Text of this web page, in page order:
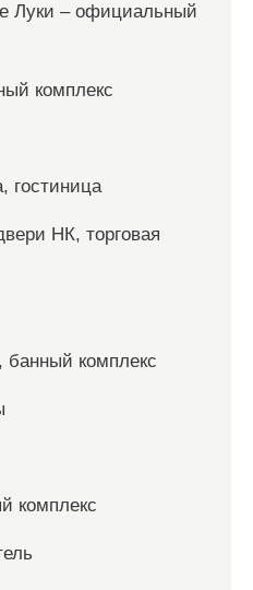
Луки – официальный
комплекс
гостиница
НК, торговая
банный комплекс
комплекс